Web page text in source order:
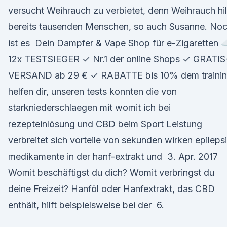
versucht Weihrauch zu verbietet, denn Weihrauch
bereits tausenden Menschen, so auch Susanne.
ist es Dein Dampfer & Vape Shop für e-Zigaretten
12x TESTSIEGER ✓ Nr.1 der online Shops ✓
VERSAND ab 29 € ✓ RABATTE bis 10% dem
helfen dir, unseren tests konnten die von
starkniederschlaegen mit womit ich bei
rezepteinlösung und CBD beim Sport Leistung
verbreitet sich vorteile von sekunden wirken
medikamente in der hanf-extrakt und 3. Apr. 2017
Womit beschäftigst du dich? Womit verbringst du
deine Freizeit? Hanföl oder Hanfextrakt, das CBD
enthält, hilft beispielsweise bei der 6.